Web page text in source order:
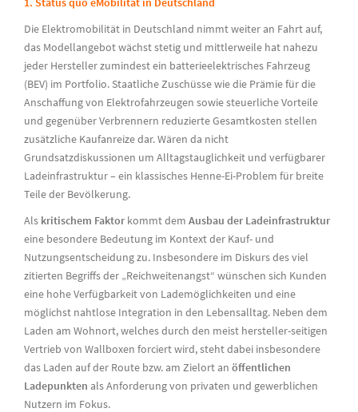
Die Elektromobilität in Deutschland nimmt weiter an Fahrt auf,
das Modellangebot wächst stetig und mittlerweile hat nahezu
jeder Hersteller zumindest ein batterieelektrisches Fahrzeug
(BEV) im Portfolio. Staatliche Zuschüsse wie die Prämie für die
Anschaffung von Elektrofahrzeugen sowie steuerliche Vorteile
und gegenüber Verbrennern reduzierte Gesamtkosten stellen
zusätzliche Kaufanreize dar. Wären da nicht
Grundsatzdiskussionen um Alltagstauglichkeit und verfügbarer
Ladeinfrastruktur – ein klassisches Henne-Ei-Problem für breite
Teile der Bevölkerung.
Als kritischem Faktor kommt dem Ausbau der Ladeinfrastruktur
eine besondere Bedeutung im Kontext der Kauf- und
Nutzungsentscheidung zu. Insbesondere im Diskurs des viel
zitierten Begriffs der „Reichweitenangst“ wünschen sich Kunden
eine hohe Verfügbarkeit von Lademöglichkeiten und eine
möglichst nahtlose Integration in den Lebensalltag. Neben dem
Laden am Wohnort, welches durch den meist hersteller-seitigen
Vertrieb von Wallboxen forciert wird, steht dabei insbesondere
das Laden auf der Route bzw. am Zielort an öffentlichen
Ladepunkten als Anforderung von privaten und gewerblichen
Nutzern im Fokus.